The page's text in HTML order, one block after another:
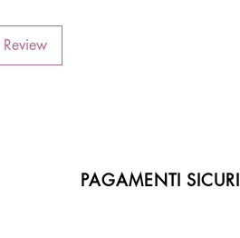
PAGAMENTI SICURI